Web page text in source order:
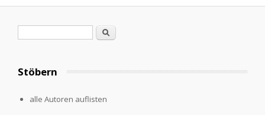
Suche
Stöbern
alle Autoren auflisten